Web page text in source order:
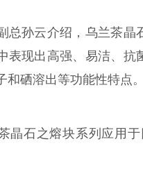
总孙云介绍，乌兰茶晶
表现出高强、易洁、抗
和硒溶出等功能性特点。
晶石之熔块系列应用